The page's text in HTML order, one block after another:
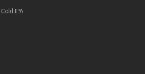
IPA